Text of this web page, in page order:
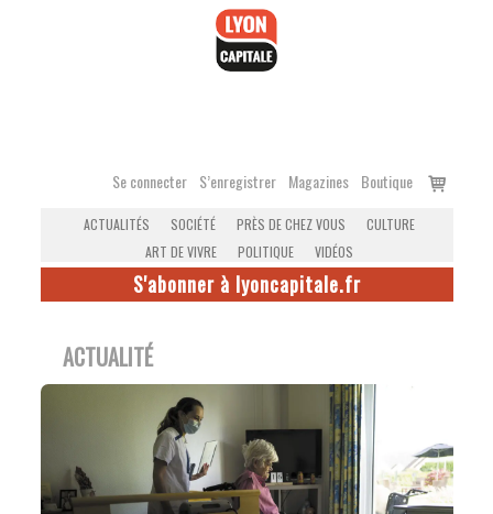
Se connecter S’enregistrer Magazines Boutique
Voir
ACTUALITÉS SOCIÉTÉ PRÈS DE CHEZ VOUS
CULTURE
ART DE VIVRE
POLITIQUE VIDÉOS
S'abonner à lyoncapitale.fr
ACTUALITÉ